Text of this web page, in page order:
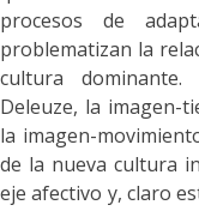
procesos de
problematizan la
cultura
Deleuze, la imagen-
la imagen-
de la nueva cultura
eje afectivo y, claro